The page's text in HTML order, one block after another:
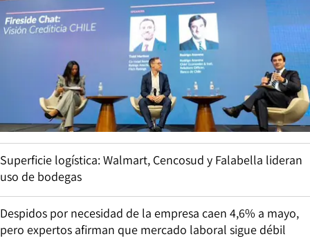
Superficie logística: Walmart, Cencosud y Falabella lideran
uso de bodegas
Despidos por necesidad de la empresa caen 4,6% a mayo,
pero expertos afirman que mercado laboral sigue débil